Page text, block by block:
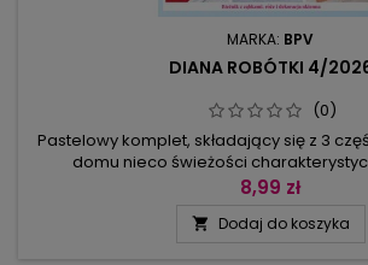
MARKA: BPV
DIANA ROBÓTKI 4/
(0)
Pastelowy komplet, składający się z 3
domu nieco świeżości
wiejskiego. Dla zwolenniczek
modelem jest obrazek okienny,
8,99 zł
 Dodaj do koszyka